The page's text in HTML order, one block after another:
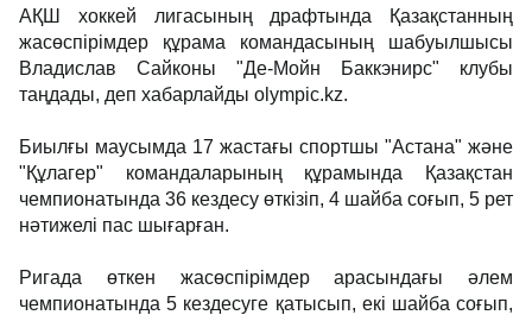
АҚШ хоккей лигасының драфтында Қазақстанның
жасөспірімдер құрама командасының шабуылшысы
Владислав Сайконы "Де-Мойн Баккэнирс" клубы
таңдады, деп хабарлайды olympic.kz.
Биылғы маусымда 17 жастағы спортшы "Астана" және
"Құлагер" командаларының құрамында Қазақстан
чемпионатында 36 кездесу өткізіп, 4 шайба соғып, 5 рет
нәтижелі пас шығарған.
Ригада өткен жасөспірімдер арасындағы әлем
чемпионатында 5 кездесуге қатысып, екі шайба соғып,